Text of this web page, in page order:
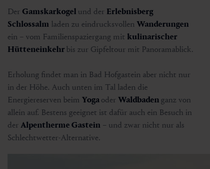
DerGamskarkogelund der Erlebnisberg
Schlossalm laden zu eindrucksvollen Wanderungen
ein – vom Familienspaziergang mit kulinarischer
Hütteneinkehrbis zur Gipfeltour mit Panoramablick.
Erholung findet man in Bad Hofgastein aber nicht nur
in der Höhe. Auch unten im Tal laden die
Energiereserven beim YogaoderWaldbadenganz von
allein auf. Bestens geeignet ist dafür auch ein Besuch in
derAlpentherme Gastein – und zwar nicht nur als
Schlechtwetter-Alternative.